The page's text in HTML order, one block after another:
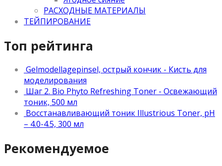
РАСХОДНЫЕ МАТЕРИАЛЫ
ТЕЙПИРОВАНИЕ
Топ рейтинга
Gelmodellagepinsel, острый кончик - Кисть для
моделирования
Шаг 2. Bio Phyto Refreshing Toner - Освежающий
тоник, 500 мл
Восстанавливающий тоник Illustrious Toner, рН
– 4.0-4.5, 300 мл
Рекомендуемое